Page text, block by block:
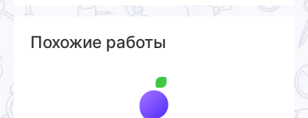
Похожие работы